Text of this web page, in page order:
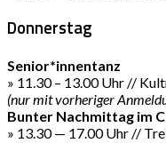
Donnerstag
Senior*innentanz
» 11.30 – 13.00 Uhr //
(nur mit vorheriger
Bunter Nachmittag im
» 13.30 — 17.00 Uhr //